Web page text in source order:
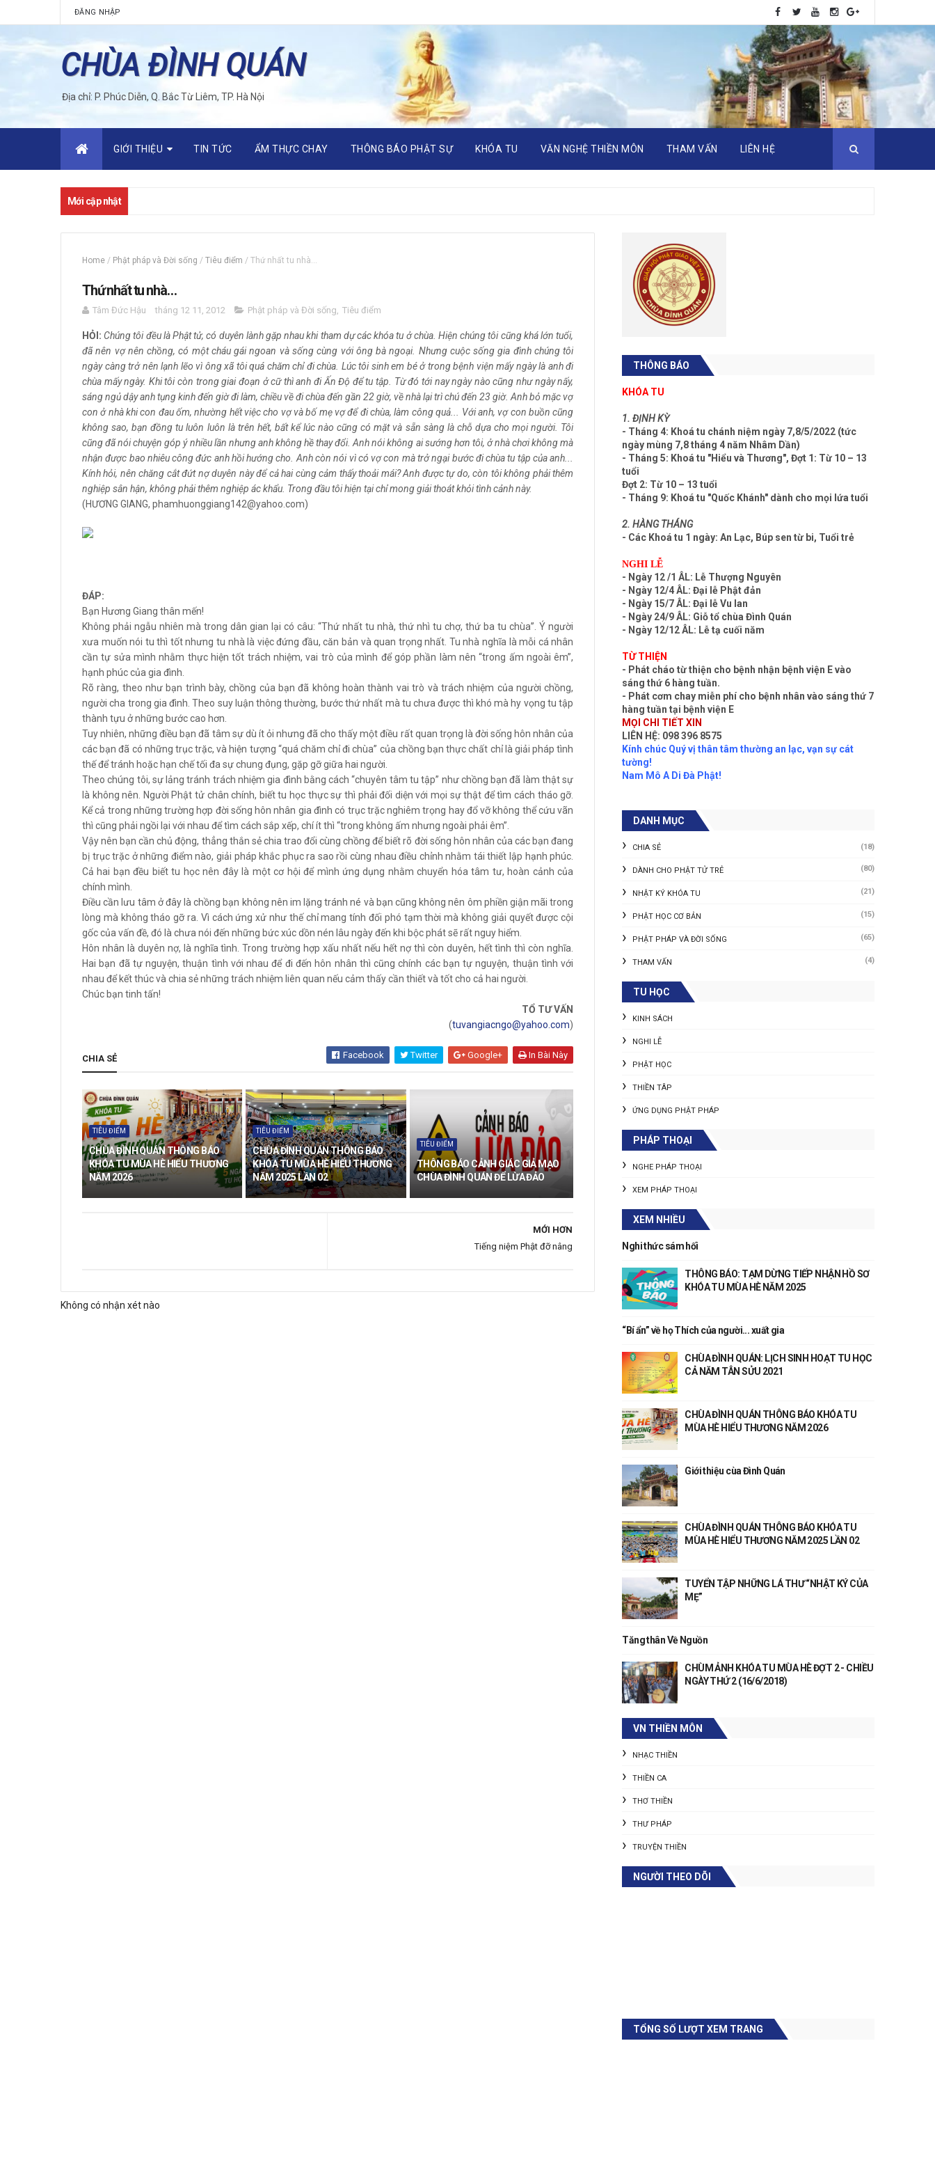
ĐĂNG NHẬP
CHÙA ĐÌNH QUÁN
Địa chỉ: P. Phúc Diễn, Q. Bắc Từ Liêm, TP. Hà Nội
GIỚI THIỆU TIN TỨC ẨM THỰC CHAY THÔNG BÁO PHẬT SỰ KHÓA TU VĂN NGHỆ THIỀN MÔN THAM VẤN LIÊN HỆ
Mới cập nhật
Home / Phật pháp và Đời sống / Tiêu điểm / Thứ nhất tu nhà…
Thứ nhất tu nhà…
Tâm Đức Hậu tháng 12 11, 2012 Phật pháp và Đời sống, Tiêu điểm
HỎI: Chúng tôi đều là Phật tử, có duyên lành gặp nhau khi tham dự các khóa tu ở chùa. Hiện chúng tôi cũng khá lớn tuổi,
đã nên vợ nên chồng, có một cháu gái ngoan và sống cùng với ông bà ngoại. Nhưng cuộc sống gia đình chúng tôi
ngày càng trở nên lạnh lẽo vì ông xã tôi quá chăm chỉ đi chùa. Lúc tôi sinh em bé ở trong bệnh viện mấy ngày là anh đi
chùa mấy ngày. Khi tôi còn trong giai đoạn ở cữ thì anh đi Ấn Độ để tu tập. Từ đó tới nay ngày nào cũng như ngày nấy,
sáng ngủ dậy anh tụng kinh đến giờ đi làm, chiều về đi chùa đến gần 22 giờ, về nhà lại trì chú đến 23 giờ. Anh bỏ mặc vợ
con ở nhà khi con đau ốm, nhường hết việc cho vợ và bố mẹ vợ để đi chùa, làm công quả... Với anh, vợ con buồn cũng
không sao, bạn đồng tu luôn luôn là trên hết, bất kể lúc nào cũng có mặt và sẵn sàng là chỗ dựa cho mọi người. Tôi
cũng đã nói chuyện góp ý nhiều lần nhưng anh không hề thay đổi. Anh nói không ai sướng hơn tôi, ở nhà chơi không mà
nhận được bao nhiêu công đức anh hồi hướng cho. Anh còn nói vì có vợ con mà trở ngại bước đi chùa tu tập của anh...
Kính hỏi, nên chăng cắt đứt nợ duyên này để cả hai cùng cảm thấy thoải mái? Anh được tự do, còn tôi không phải thêm
nghiệp sân hận, không phải thêm nghiệp ác khẩu. Trong đầu tôi hiện tại chỉ mong giải thoát khỏi tình cảnh này.
(HƯƠNG GIANG, phamhuonggiang142@yahoo.com)
ĐÁP:
Bạn Hương Giang thân mến!
Không phải ngẫu nhiên mà trong dân gian lại có câu: “Thứ nhất tu nhà, thứ nhì tu chợ, thứ ba tu chùa”. Ý người
xưa muốn nói tu thì tốt nhưng tu nhà là việc đứng đầu, căn bản và quan trọng nhất. Tu nhà nghĩa là mỗi cá nhân
cần tự sửa mình nhằm thực hiện tốt trách nhiệm, vai trò của mình để góp phần làm nên “trong ấm ngoài êm”,
hạnh phúc của gia đình.
Rõ ràng, theo như bạn trình bày, chồng của bạn đã không hoàn thành vai trò và trách nhiệm của người chồng,
người cha trong gia đình. Theo suy luận thông thường, bước thứ nhất mà tu chưa được thì khó mà hy vọng tu tập
thành tựu ở những bước cao hơn.
Tuy nhiên, những điều bạn đã tâm sự dù ít ỏi nhưng đã cho thấy một điều rất quan trọng là đời sống hôn nhân của
các bạn đã có những trục trặc, và hiện tượng “quá chăm chỉ đi chùa” của chồng bạn thực chất chỉ là giải pháp tình
thế để tránh hoặc hạn chế tối đa sự chung đụng, gặp gỡ giữa hai người.
Theo chúng tôi, sự lảng tránh trách nhiệm gia đình bằng cách “chuyên tâm tu tập” như chồng bạn đã làm thật sự
là không nên. Người Phật tử chân chính, biết tu học thực sự thì phải đối diện với mọi sự thật để tìm cách tháo gỡ.
Kể cả trong những trường hợp đời sống hôn nhân gia đình có trục trặc nghiêm trọng hay đổ vỡ không thể cứu vãn
thì cũng phải ngồi lại với nhau để tìm cách sắp xếp, chí ít thì “trong không ấm nhưng ngoài phải êm”.
Vậy nên bạn cần chủ động, thẳng thắn sẻ chia trao đổi cùng chồng để biết rõ đời sống hôn nhân của các bạn đang
bị trục trặc ở những điểm nào, giải pháp khắc phục ra sao rồi cùng nhau điều chỉnh nhằm tái thiết lập hạnh phúc.
Cả hai bạn đều biết tu học nên đây là một cơ hội để mình ứng dụng nhằm chuyển hóa tâm tư, hoàn cảnh của
chính mình.
Điều cần lưu tâm ở đây là chồng bạn không nên im lặng tránh né và bạn cũng không nên ôm phiền giận mãi trong
lòng mà không tháo gỡ ra. Vì cách ứng xử như thế chỉ mang tính đối phó tạm thời mà không giải quyết được cội
gốc của vấn đề, đó là chưa nói đến những bức xúc dồn nén lâu ngày đến khi bộc phát sẽ rất nguy hiểm.
Hôn nhân là duyên nợ, là nghĩa tình. Trong trường hợp xấu nhất nếu hết nợ thì còn duyên, hết tình thì còn nghĩa.
Hai bạn đã tự nguyện, thuận tình với nhau để đi đến hôn nhân thì cũng chính các bạn tự nguyện, thuận tình với
nhau để kết thúc và chia sẻ những trách nhiệm liên quan nếu cảm thấy cần thiết và tốt cho cả hai người.
Chúc bạn tinh tấn!
TỔ TƯ VẤN
(tuvangiacngo@yahoo.com)
CHIA SẺ Facebook Twitter Google+ In Bài Này
TIÊU ĐIỂM
CHÙA ĐÌNH QUÁN THÔNG BÁO
KHÓA TU MÙA HÈ HIỂU THƯƠNG
NĂM 2026
TIÊU ĐIỂM
CHÙA ĐÌNH QUÁN THÔNG BÁO
KHÓA TU MÙA HÈ HIỂU THƯƠNG
NĂM 2025 LẦN 02
TIÊU ĐIỂM
THÔNG BÁO CẢNH GIÁC GIẢ MẠO
CHÙA ĐÌNH QUÁN ĐỂ LỪA ĐẢO
MỚI HƠN
Tiếng niệm Phật đỡ nâng
Không có nhận xét nào
THÔNG BÁO
KHÓA TU
1. ĐỊNH KỲ
- Tháng 4: Khoá tu chánh niệm ngày 7,8/5/2022 (tức
ngày mùng 7,8 tháng 4 năm Nhâm Dần)
- Tháng 5: Khoá tu "Hiểu và Thương", Đợt 1: Từ 10 – 13
tuổi
Đợt 2: Từ 10 – 13 tuổi
- Tháng 9: Khoá tu "Quốc Khánh" dành cho mọi lứa tuổi
2. HÀNG THÁNG
- Các Khoá tu 1 ngày: An Lạc, Búp sen từ bi, Tuổi trẻ
NGHI LỄ
- Ngày 12 /1 ÂL: Lễ Thượng Nguyên
- Ngày 12/4 ÂL: Đại lễ Phật đản
- Ngày 15/7 ÂL: Đại lễ Vu lan
- Ngày 24/9 ÂL: Giỗ tổ chùa Đình Quán
- Ngày 12/12 ÂL: Lễ tạ cuối năm
TỪ THIỆN
- Phát cháo từ thiện cho bệnh nhận bệnh viện E vào
sáng thứ 6 hàng tuần.
- Phát cơm chay miễn phí cho bệnh nhân vào sáng thứ 7
hàng tuần tại bệnh viện E
MỌI CHI TIẾT XIN
LIÊN HỆ: 098 396 8575
Kính chúc Quý vị thân tâm thường an lạc, vạn sự cát
tường!
Nam Mô A Di Đà Phật!
DANH MỤC
CHIA SẺ (18)
DÀNH CHO PHẬT TỬ TRẺ (80)
NHẬT KÝ KHÓA TU (21)
PHẬT HỌC CƠ BẢN (15)
PHẬT PHÁP VÀ ĐỜI SỐNG (65)
THAM VẤN (4)
TU HỌC
KINH SÁCH
NGHI LỄ
PHẬT HỌC
THIỀN TÂP
ỨNG DỤNG PHẬT PHÁP
PHÁP THOẠI
NGHE PHÁP THOẠI
XEM PHÁP THOẠI
XEM NHIỀU
Nghi thức sám hối
THÔNG BÁO: TẠM DỪNG TIẾP NHẬN HỒ SƠ
KHÓA TU MÙA HÈ NĂM 2025
“Bí ẩn” về họ Thích của người... xuất gia
CHÙA ĐÌNH QUÁN: LỊCH SINH HOẠT TU HỌC
CẢ NĂM TÂN SỬU 2021
CHÙA ĐÌNH QUÁN THÔNG BÁO KHÓA TU
MÙA HÈ HIỂU THƯƠNG NĂM 2026
Giới thiệu cùa Đình Quán
CHÙA ĐÌNH QUÁN THÔNG BÁO KHÓA TU
MÙA HÈ HIỂU THƯƠNG NĂM 2025 LẦN 02
TUYỂN TẬP NHỮNG LÁ THƯ “NHẬT KÝ CỦA
MẸ”
Tăng thân Về Nguồn
CHÙM ẢNH KHÓA TU MÙA HÈ ĐỢT 2 - CHIỀU
NGÀY THỨ 2 (16/6/2018)
VN THIỀN MÔN
NHẠC THIỀN
THIỀN CA
THƠ THIỀN
THƯ PHÁP
TRUYỆN THIỀN
NGƯỜI THEO DÕI
TỔNG SỐ LƯỢT XEM TRANG